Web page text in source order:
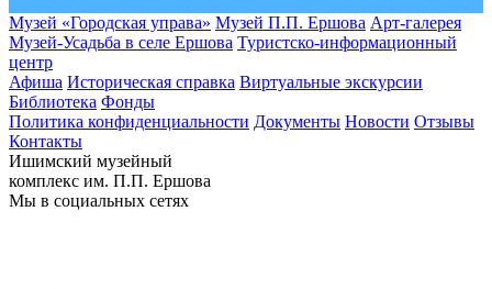
Музей «Городская управа» Музей П.П. Ершова Арт-галерея
Музей-Усадьба в селе Ершова Туристско-информационный
центр
Афиша Историческая справка Виртуальные экскурсии
Библиотека Фонды
Политика конфиденциальности Документы Новости Отзывы
Контакты
Ишимский музейный
комплекс им. П.П. Ершова
Мы в социальных сетях